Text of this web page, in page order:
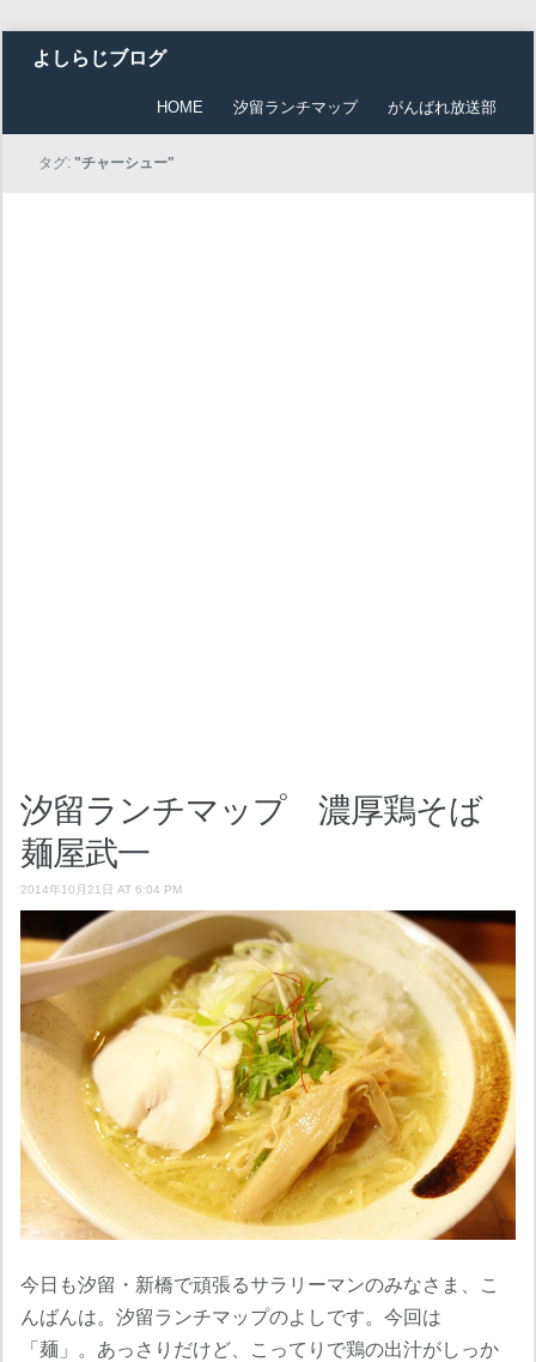
よしらじブログ
HOME 汐留ランチマップ がんばれ放送部
タグ: "チャーシュー"
汐留ランチマップ 濃厚鶏そば
麺屋武一
2014年10月21日 AT 6:04 PM
今日も汐留・新橋で頑張るサラリーマンのみなさま、こ
んばんは。汐留ランチマップのよしです。今回は
「麺」。あっさりだけど、こってりで鶏の出汁がしっか